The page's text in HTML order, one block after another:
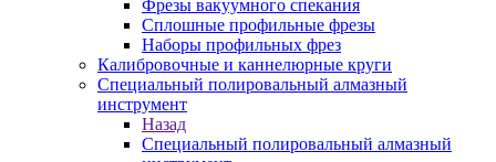
Фрезы вакуумного спекания
Сплошные профильные фрезы
Наборы профильных фрез
Калибровочные и каннелюрные круги
Специальный полировальный алмазный
инструмент
Назад
Специальный полировальный алмазный